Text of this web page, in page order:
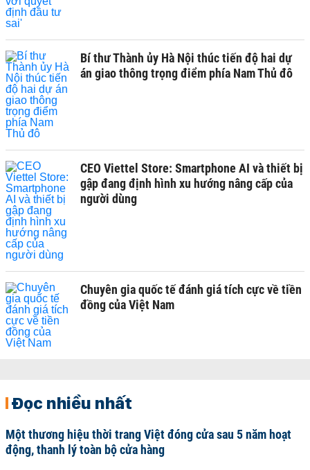
Bí thư Thành ủy Hà Nội thúc tiến độ hai dự
án giao thông trọng điểm phía Nam Thủ đô
CEO Viettel Store: Smartphone AI và thiết bị
gập đang định hình xu hướng nâng cấp của
người dùng
Chuyên gia quốc tế đánh giá tích cực về tiền
đồng của Việt Nam
Đọc nhiều nhất
Một thương hiệu thời trang Việt đóng cửa sau 5 năm hoạt
động, thanh lý toàn bộ cửa hàng